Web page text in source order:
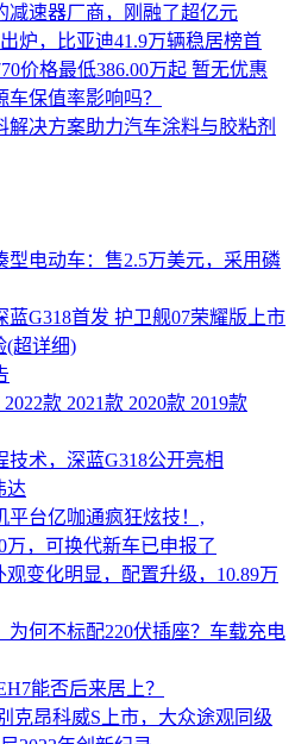
减速器厂商，刚融了超亿元
炉，比亚迪41.9万辆稳居榜首
价格最低386.00万起 暂无优惠
保值率影响吗？
决方案助力汽车涂料与胶粘剂
型电动车：售2.5万美元，采用磷
G318首发 护卫舰07荣耀版上市
(超详细)
款 2021款 2020款 2019款
术，深蓝G318公开亮相
达
平台亿咖通疯狂炫技！,
，可换代新车已申报了
变化明显，配置升级，10.89万
为何不标配220伏插座？车载充电
能否后来居上？
克昂科威S上市，大众途观同级